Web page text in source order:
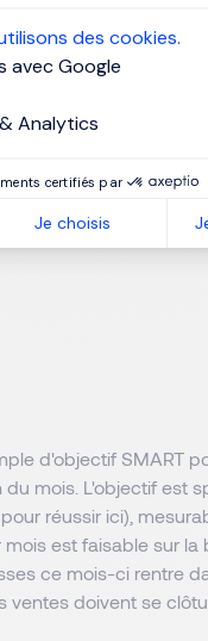
des cookies.
avec Google
Analytics
certifiés par
Je choisis
la fixation
à définir des
train de mener.
de fixer un
Roth suggère
SMART
d'objectif SMART
mois. L'objectif est
réussir ici),
est faisable sur
ce mois-ci rentre
doivent se